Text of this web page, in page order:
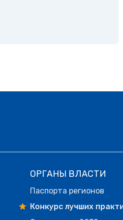
ОРГАНЫ ВЛАСТИ
Паспорта регионов
Конкурс лучших